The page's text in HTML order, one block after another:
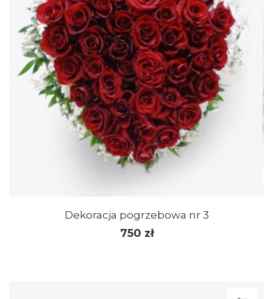
Dekoracja pogrzebowa nr 3
750 zł